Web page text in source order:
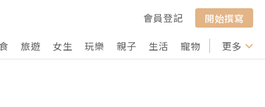
會員登記
開始撰寫
旅遊 女生 玩樂 親子 生活 寵物 行山 打卡
更多